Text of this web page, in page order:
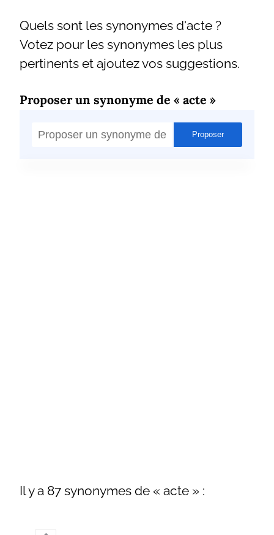
Quels sont les synonymes d'acte ?
Votez pour les synonymes les plus
pertinents et ajoutez vos suggestions.
Proposer un synonyme de « acte »
Il y a 87 synonymes de « acte » :